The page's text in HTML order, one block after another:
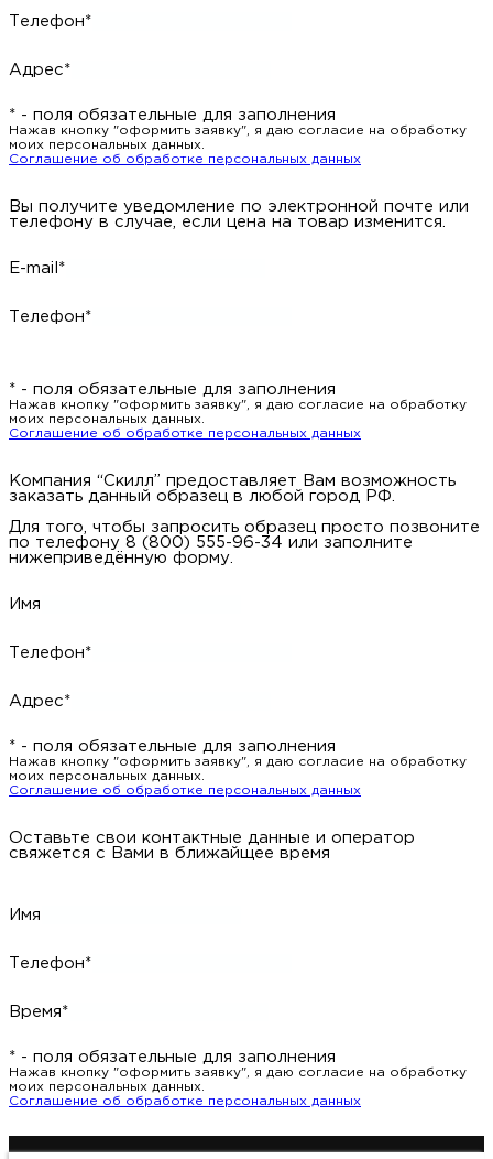
Телефон*
Адрес*
* - поля обязательные для заполнения
Нажав кнопку "оформить заявку", я даю согласие на обработку
моих персональных данных.
Соглашение об обработке персональных данных
Вы получите уведомление по электронной почте или
телефону в случае, если цена на товар изменится.
E-mail*
Телефон*
* - поля обязательные для заполнения
Нажав кнопку "оформить заявку", я даю согласие на обработку
моих персональных данных.
Соглашение об обработке персональных данных
Компания “Скилл” предоставляет Вам возможность
заказать данный образец в любой город РФ.
Для того, чтобы запросить образец просто позвоните
по телефону 8 (800) 555-96-34 или заполните
нижеприведённую форму.
Имя
Телефон*
Адрес*
* - поля обязательные для заполнения
Нажав кнопку "оформить заявку", я даю согласие на обработку
моих персональных данных.
Соглашение об обработке персональных данных
Оставьте свои контактные данные и оператор
свяжется с Вами в ближайщее время
Имя
Телефон*
Время*
* - поля обязательные для заполнения
Нажав кнопку "оформить заявку", я даю согласие на обработку
моих персональных данных.
Соглашение об обработке персональных данных